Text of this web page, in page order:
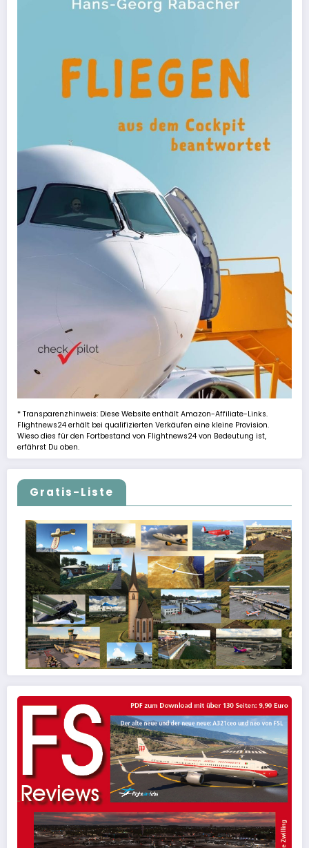
* Transparenzhinweis: Diese Website enthält Amazon-Affiliate-Links.
Flightnews24 erhält bei qualifizierten Verkäufen eine kleine Provision.
Wieso dies für den Fortbestand von Flightnews24 von Bedeutung ist,
erfährst Du oben.
Gratis-Liste